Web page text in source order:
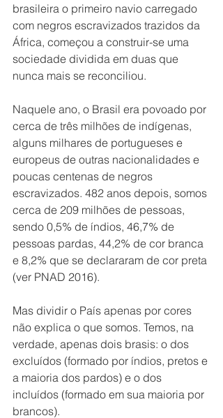
brasileira o primeiro navio carregado
com negros escravizados trazidos da
África, começou a construir-se uma
sociedade dividida em duas que
nunca mais se reconciliou.
Naquele ano, o Brasil era povoado por
cerca de três milhões de indígenas,
alguns milhares de portugueses e
europeus de outras nacionalidades e
poucas centenas de negros
escravizados. 482 anos depois, somos
cerca de 209 milhões de pessoas,
sendo 0,5% de índios, 46,7% de
pessoas pardas, 44,2% de cor branca
e 8,2% que se declararam de cor preta
(ver PNAD 2016).
Mas dividir o País apenas por cores
não explica o que somos. Temos, na
verdade, apenas dois brasis: o dos
excluídos (formado por índios, pretos e
a maioria dos pardos) e o dos
incluídos (formado em sua maioria por
brancos).